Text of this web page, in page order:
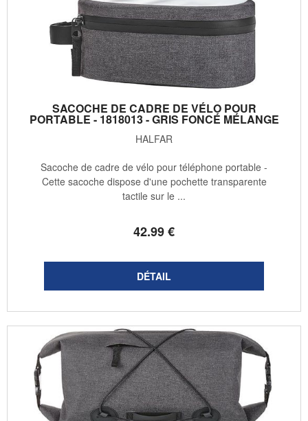
SACOCHE DE CADRE DE VÉLO POUR
PORTABLE - 1818013 - GRIS FONCÉ MÉLANGE
HALFAR
42.99€
Sacoche de cadre de vélo pour téléphone portable -
Cette sacoche dispose d'une pochette transparente
tactile sur le ...